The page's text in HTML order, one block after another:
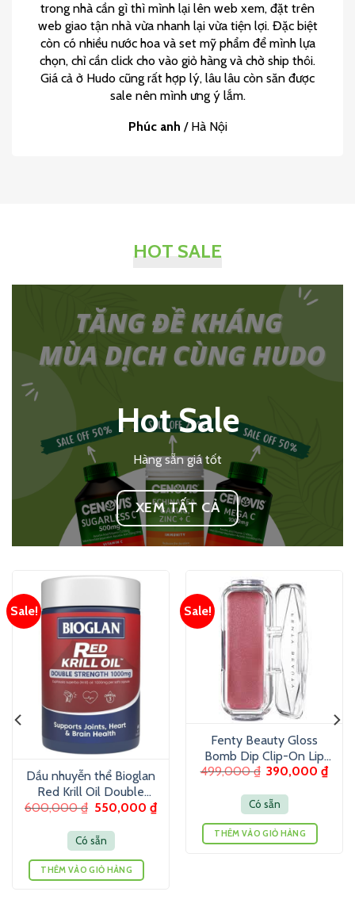
trong nhà cần gì thì mình lại lên web xem, đặt trên
web giao tận nhà vừa nhanh lại vừa tiện lợi. Đặc biệt
còn có nhiều nước hoa và set mỹ phẩm để mình lựa
chọn, chỉ cần click cho vào giỏ hàng và chờ ship thôi.
Giá cả ở Hudo cũng rất hợp lý, lâu lâu còn săn được
sale nên mình ưng ý lắm.
Phúc anh / Hà Nội
HOT SALE
Hot Sale
Hàng sẵn giá tốt
XEM TẤT CẢ
Sale!
Dầu nhuyễn thể Bioglan
Red Krill Oil Double
Strength 1000mg 60
600,000₫ 550,000 ₫
Có sẵn
THÊM VÀO GIỎ HÀNG
Sale!
Fenty Beauty Gloss
Bomb Dip Clip-On Lip
Luminizer 6g – Son
499,000₫ 390,000₫
Có sẵn
THÊM VÀO GIỎ HÀNG